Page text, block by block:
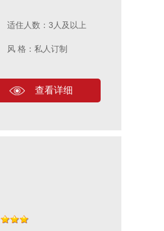
适住人数：3人及以上
风 格：私人订制
查看详细